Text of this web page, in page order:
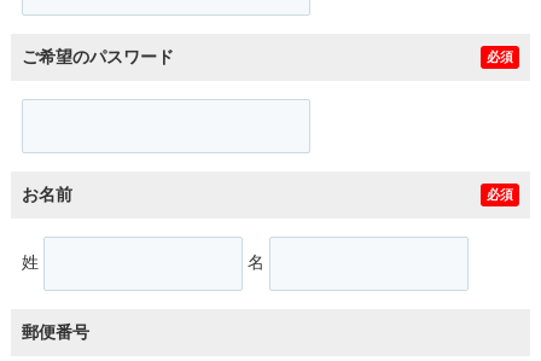
ご希望のパスワード 必須
お名前 必須
姓 名
郵便番号